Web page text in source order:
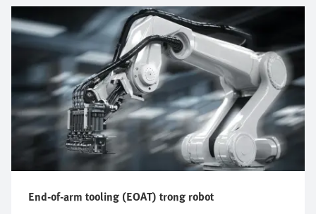
End-of-arm tooling (EOAT) trong robot